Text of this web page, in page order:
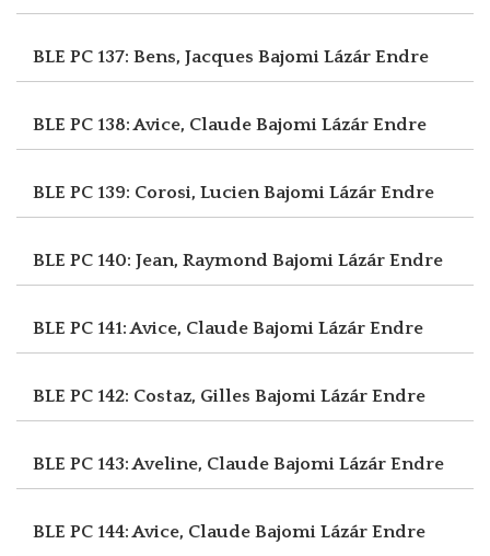
BLE PC 137: Bens, Jacques Bajomi Lázár Endre
BLE PC 138: Avice, Claude Bajomi Lázár Endre
BLE PC 139: Corosi, LucienBajomi Lázár Endre
BLE PC 140: Jean, Raymond Bajomi Lázár Endre
BLE PC 141: Avice, Claude Bajomi Lázár Endre
BLE PC 142: Costaz, Gilles Bajomi Lázár Endre
BLE PC 143: Aveline, Claude Bajomi Lázár Endre
BLE PC 144: Avice, Claude Bajomi Lázár Endre